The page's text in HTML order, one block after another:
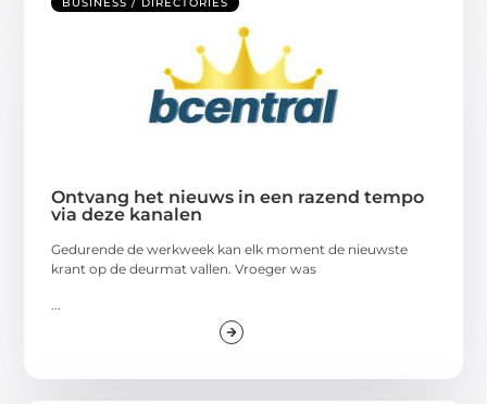
BUSINESS / DIRECTORIES
Ontvang het nieuws in een razend tempo
via deze kanalen
Gedurende de werkweek kan elk moment de nieuwste
krant op de deurmat vallen. Vroeger was